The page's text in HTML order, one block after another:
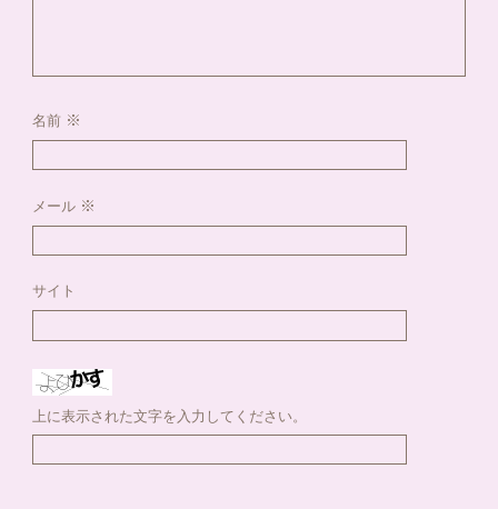
名前 ※
メール ※
サイト
上に表示された文字を入力してください。